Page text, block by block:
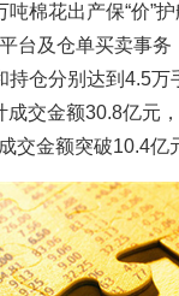
棉花出产保“价”
台及仓单买卖事
持仓分别达到4.5
成交金额30.8亿元
交金额突破10.4亿